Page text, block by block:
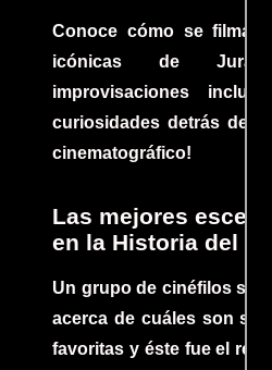
Conoce cómo se
icónicas de
improvisaciones
curiosidades detrás del
cinematográfico!
Las mejores
en la Historia del
Un grupo de cinéfilos se
acerca de cuáles son sus
favoritas y éste fue el